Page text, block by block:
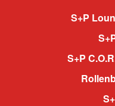
S+P
S+P